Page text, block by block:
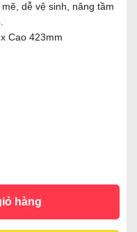
dễ vệ sinh, nâng tầm
Cao 423mm
hàng